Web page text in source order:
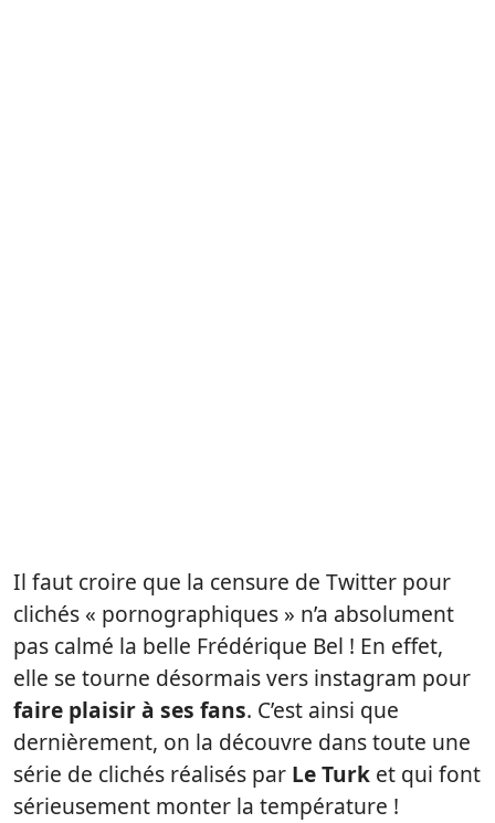
Il faut croire que la censure de Twitter pour
clichés « pornographiques » n’a absolument
pas calmé la belle Frédérique Bel ! En effet,
elle se tourne désormais vers instagram pour
faire plaisir à ses fans. C’est ainsi que
dernièrement, on la découvre dans toute une
série de clichés réalisés par Le Turk et qui font
sérieusement monter la température !